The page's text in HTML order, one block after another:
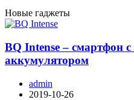
Новые гаджеты
BQ Intense – смартфон
аккумулятором
admin
2019-10-26